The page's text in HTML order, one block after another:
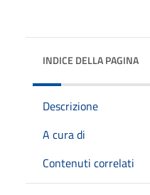
INDICE DELLA PAGINA
Descrizione
A cura di
Contenuti correlati